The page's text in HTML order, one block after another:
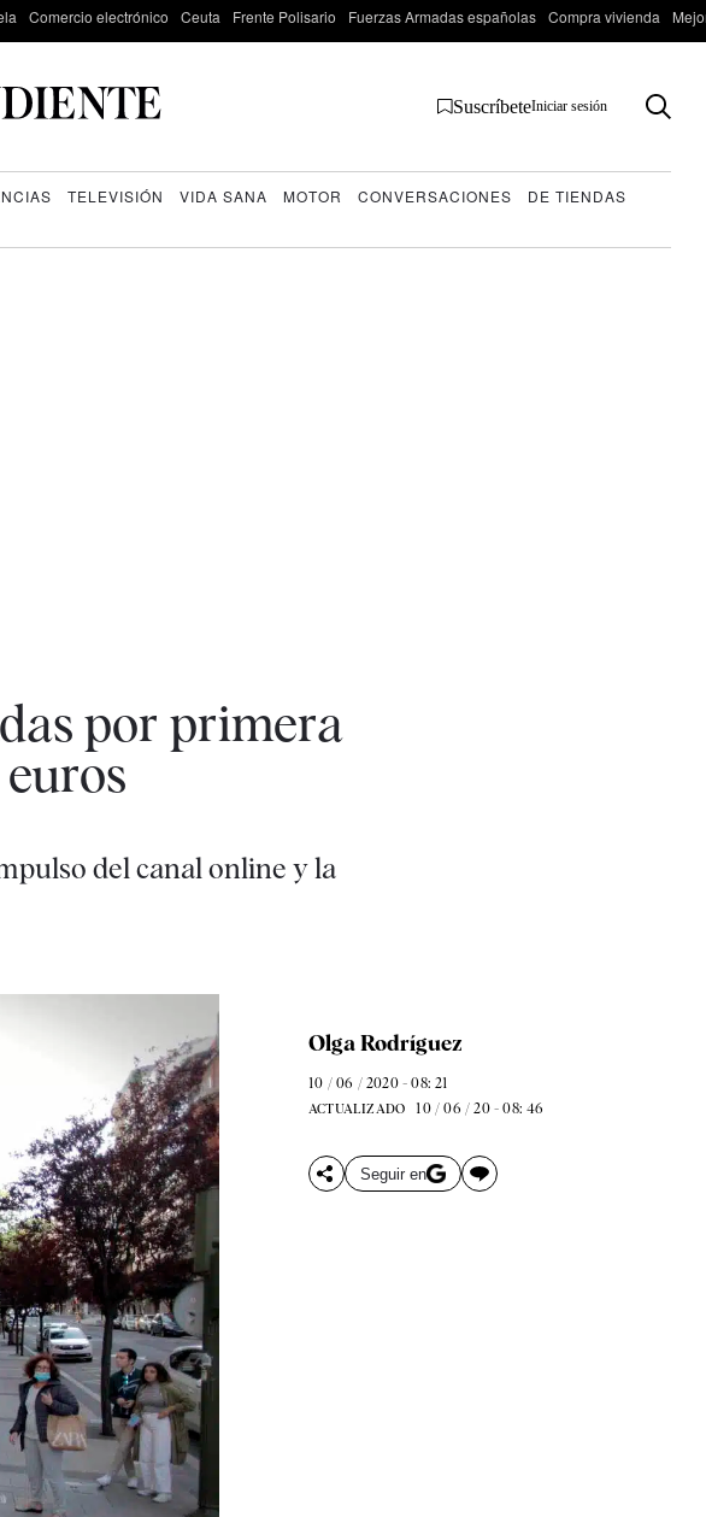
Comercio electrónico Ceuta Frente Polisario Fuerzas Armadas españolas Compra vivienda
SuscríbeteIniciar sesión
TELEVISIÓN VIDA SANA MOTOR CONVERSACIONES
DE TIENDAS
por primera
del canal online y la
Olga Rodríguez
10 / 06 / 2020 - 08: 21
ACTUALIZADO 10 / 06 / 20 - 08: 46
Seguir en